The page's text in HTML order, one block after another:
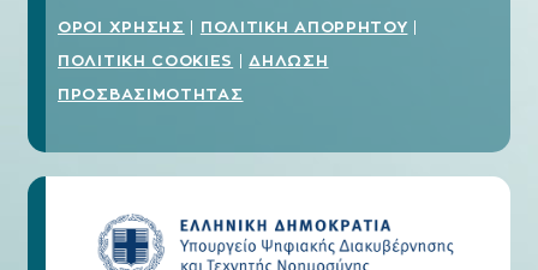
ΟΡΟΙ ΧΡΗΣΗΣ ΠΟΛΙΤΙΚΗ ΑΠΟΡΡΗΤΟΥ
ΠΟΛΙΤΙΚΗ COOKIES
ΔΗΛΩΣΗ
ΠΡΟΣΒΑΣΙΜΟΤΗΤΑΣ